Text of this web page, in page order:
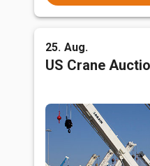
25. Aug.
US Crane